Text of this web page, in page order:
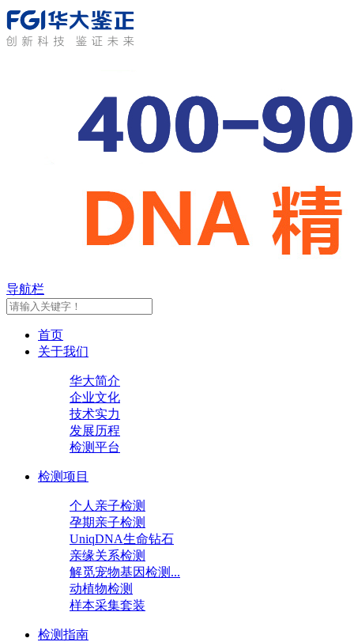
导航栏
首页
关于我们
华大简介
企业文化
技术实力
发展历程
检测平台
检测项目
个人亲子检测
孕期亲子检测
UniqDNA生命钻石
亲缘关系检测
解觅宠物基因检测...
动植物检测
样本采集套装
检测指南